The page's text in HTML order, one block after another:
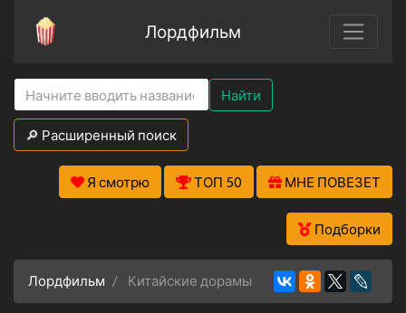
Лордфильм
Найти
🔎 Расширенный поиск
Я смотрю ТОП 50 МНЕ ПОВЕЗЕТ
Подборки
Лордфильм Китайские дорамы